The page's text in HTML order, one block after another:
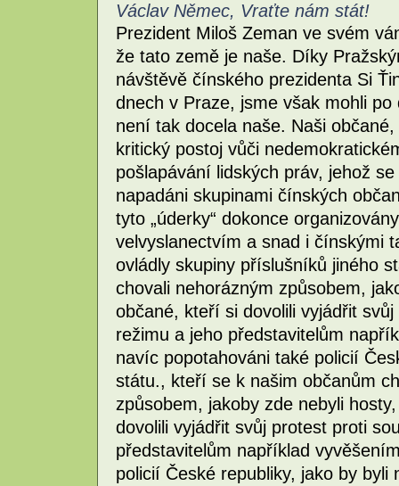
Václav Němec, Vraťte nám stát!
Prezident Miloš Zeman ve svém
že tato země je naše. Díky
návštěvě čínského prezidenta Si
dnech v Praze, jsme však mohli
není tak docela naše. Naši
kritický postoj vůči
pošlapávání lidských práv, jehož
napadáni skupinami čínských
tyto „úderky“ dokonce
velvyslanectvím a snad i čínskými
ovládly skupiny příslušníků jiného
chovali nehorázným způsobem,
občané, kteří si dovolili vyjádřit
režimu a jeho představitelům
navíc popotahováni také policií
státu., kteří se k našim občanům
způsobem, jakoby zde nebyli
dovolili vyjádřit svůj protest proti
představitelům například
policií České republiky, jako by